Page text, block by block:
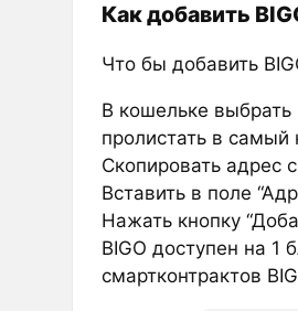
Как добавить
Что бы добавить
В кошельке
пролистать в самый
Скопировать адрес
Вставить в поле
Нажать кнопку
BIGO доступен на 1
смартконтрактов